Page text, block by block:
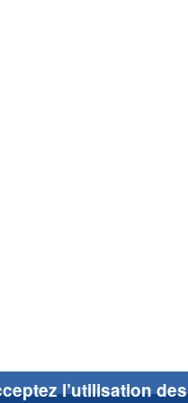
l’utilisation des